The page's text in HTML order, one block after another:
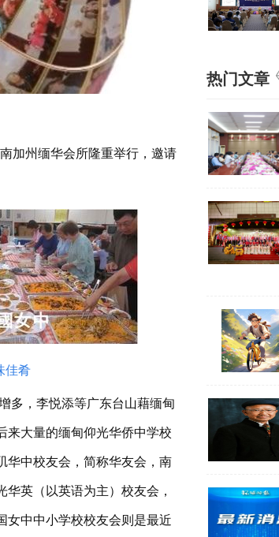
加州缅华会所隆重举行，邀请
佳肴
多，李悦添等广东台山藉缅甸
来大量的缅甸仰光华侨中学校
华中校友会，简称华友会，南
英（以英语为主）校友会，
女中中小学校校友会则是最近
热门文章